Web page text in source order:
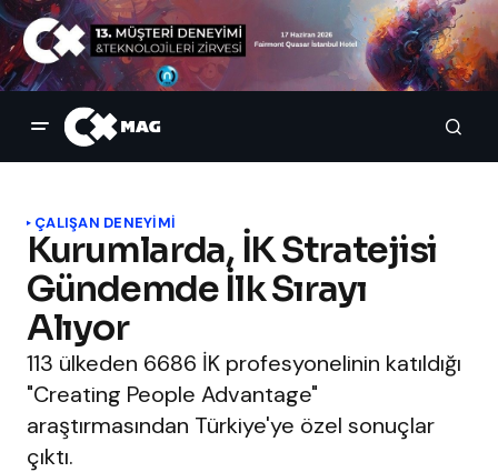
ÇALIŞAN DENEYIMI
Kurumlarda, İK Stratejisi
Gündemde İlk Sırayı
Alıyor
113 ülkeden 6686 İK profesyonelinin katıldığı
"Creating People Advantage"
araştırmasından Türkiye'ye özel sonuçlar
çıktı.